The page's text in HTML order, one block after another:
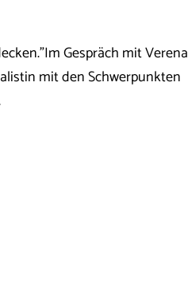
Gespräch mit Verena
mit den Schwerpunkten